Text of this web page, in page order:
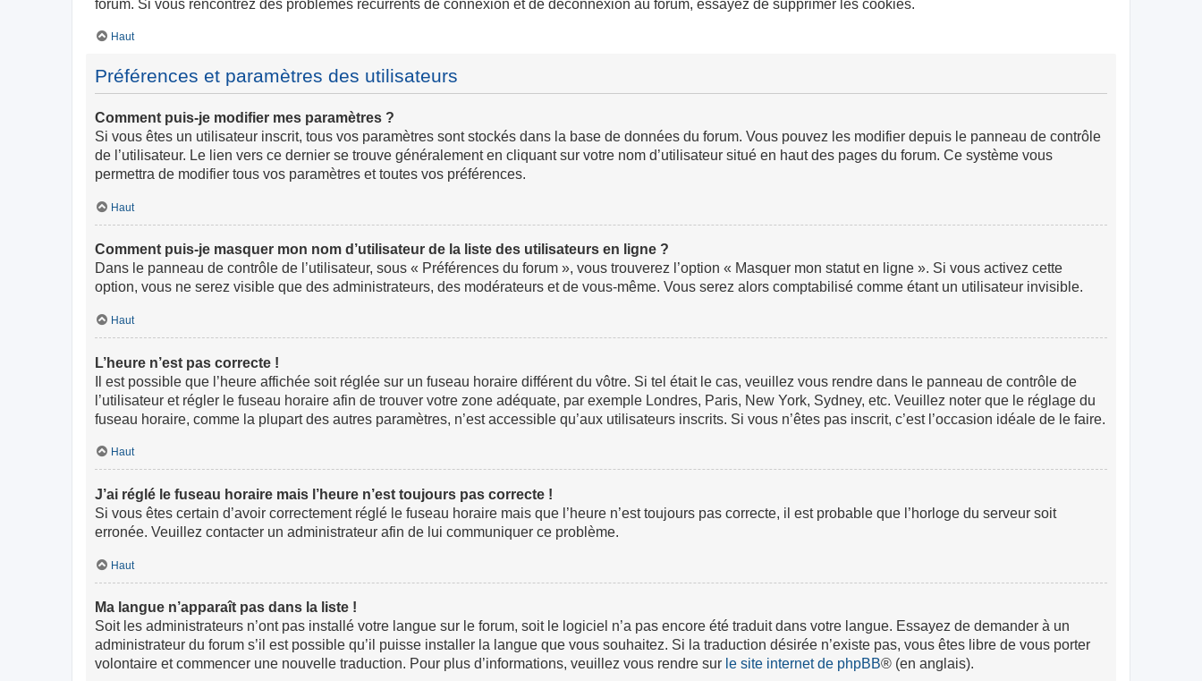
forum. Si vous rencontrez des problèmes récurrents de connexion et de déconnexion au forum, essayez de supprimer les cookies.
Haut
Préférences et paramètres des utilisateurs
Comment puis-je modifier mes paramètres ?
Si vous êtes un utilisateur inscrit, tous vos paramètres sont stockés dans la base de données du forum. Vous pouvez les modifier depuis le panneau de contrôle
de l’utilisateur. Le lien vers ce dernier se trouve généralement en cliquant sur votre nom d’utilisateur situé en haut des pages du forum. Ce système vous
permettra de modifier tous vos paramètres et toutes vos préférences.
Haut
Comment puis-je masquer mon nom d’utilisateur de la liste des utilisateurs en ligne ?
Dans le panneau de contrôle de l’utilisateur, sous « Préférences du forum », vous trouverez l’option « Masquer mon statut en ligne ». Si vous activez cette
option, vous ne serez visible que des administrateurs, des modérateurs et de vous-même. Vous serez alors comptabilisé comme étant un utilisateur invisible.
Haut
L’heure n’est pas correcte !
Il est possible que l’heure affichée soit réglée sur un fuseau horaire différent du vôtre. Si tel était le cas, veuillez vous rendre dans le panneau de contrôle de
l’utilisateur et régler le fuseau horaire afin de trouver votre zone adéquate, par exemple Londres, Paris, New York, Sydney, etc. Veuillez noter que le réglage du
fuseau horaire, comme la plupart des autres paramètres, n’est accessible qu’aux utilisateurs inscrits. Si vous n’êtes pas inscrit, c’est l’occasion idéale de le faire.
Haut
J’ai réglé le fuseau horaire mais l’heure n’est toujours pas correcte !
Si vous êtes certain d’avoir correctement réglé le fuseau horaire mais que l’heure n’est toujours pas correcte, il est probable que l’horloge du serveur soit
erronée. Veuillez contacter un administrateur afin de lui communiquer ce problème.
Haut
Ma langue n’apparaît pas dans la liste !
Soit les administrateurs n’ont pas installé votre langue sur le forum, soit le logiciel n’a pas encore été traduit dans votre langue. Essayez de demander à un
administrateur du forum s’il est possible qu’il puisse installer la langue que vous souhaitez. Si la traduction désirée n’existe pas, vous êtes libre de vous porter
volontaire et commencer une nouvelle traduction. Pour plus d’informations, veuillez vous rendre sur le site internet de phpBB® (en anglais).